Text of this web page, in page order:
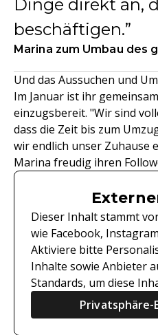
Dinge direkt an,
beschäftigen.
Marina zum Umbau des
Und das Aussuchen und
Im Januar ist ihr
einzugsbereit. "Wir sind
dass die Zeit bis zum
wir endlich unser Zuhause
Marina freudig ihren
Dieser Inhalt stammt
wie Facebook,
Aktiviere bitte
Inhalte sowie Anbieter
Standards, um diese
Privatsphäre-